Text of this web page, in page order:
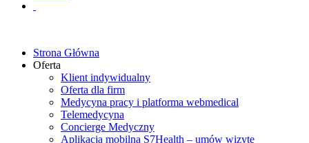
Strona Główna
Oferta
Klient indywidualny
Oferta dla firm
Medycyna pracy i platforma webmedical
Telemedycyna
Concierge Medyczny
Aplikacja mobilna S7Health – umów wizytę